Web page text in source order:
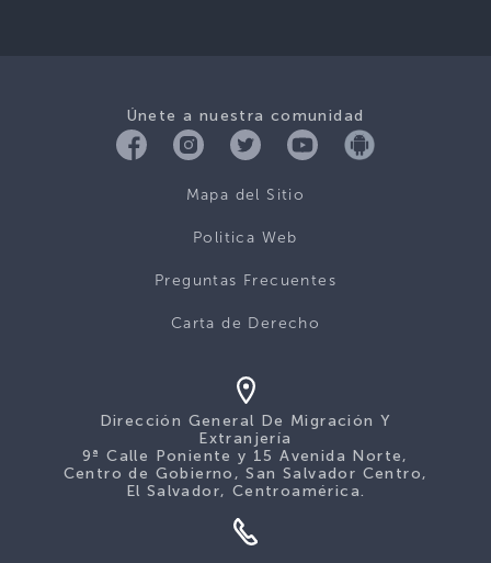
Únete a nuestra comunidad
Mapa del Sitio
Politica Web
Preguntas Frecuentes
Carta de Derecho
Dirección General De Migración Y
Extranjería
9ª Calle Poniente y 15 Avenida Norte,
Centro de Gobierno, San Salvador Centro,
El Salvador, Centroamérica.